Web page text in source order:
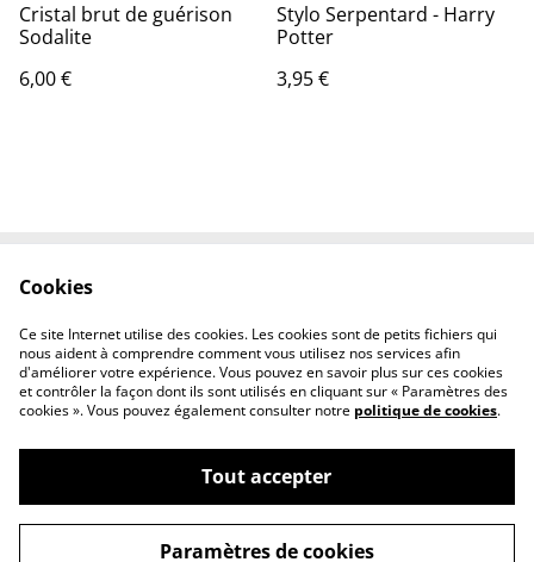
Cristal brut de guérison
Sodalite
6,00 €
Stylo Serpentard - Harry
Potter
3,95 €
Privacy Policy
Cookie Policy
Conditions générales
©2026Le chaudron magique
Cookies
Ce site Internet utilise des cookies. Les cookies sont de petits fichiers qui
nous aident à comprendre comment vous utilisez nos services afin
d'améliorer votre expérience. Vous pouvez en savoir plus sur ces cookies
et contrôler la façon dont ils sont utilisés en cliquant sur « Paramètres des
cookies ». Vous pouvez également consulter notre politique de cookies.
Tout accepter
Paramètres de cookies